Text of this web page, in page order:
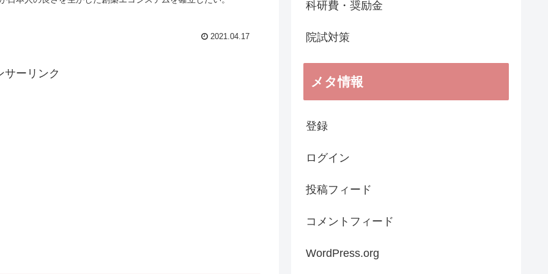
2021.04.17
サーリンク
科研費・奨励金
院試対策
メタ情報
登録
ログイン
投稿フィード
コメントフィード
WordPress.org